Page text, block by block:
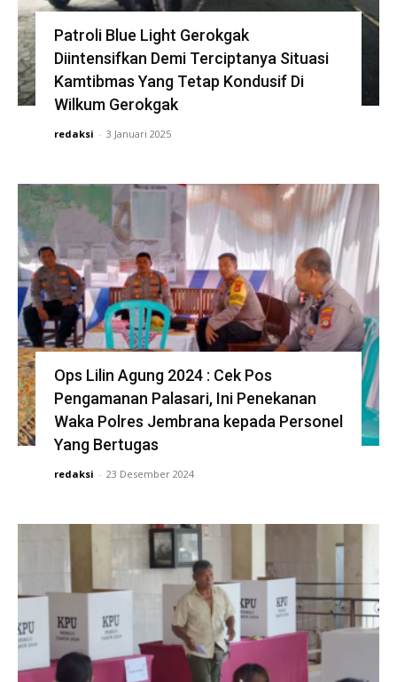
Patroli Blue Light Gerokgak
Diintensifkan Demi Terciptanya Situasi
Kamtibmas Yang Tetap Kondusif Di
Wilkum Gerokgak
redaksi - 3 Januari 2025
Ops Lilin Agung 2024 : Cek Pos
Pengamanan Palasari, Ini Penekanan
Waka Polres Jembrana kepada Personel
Yang Bertugas
redaksi - 23 Desember 2024